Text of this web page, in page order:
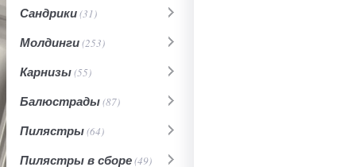
Сандрики(31)
Молдинги(253)
Карнизы(55)
Балюстрады(87)
Пилястры(64)
Пилястры в сборе(49)